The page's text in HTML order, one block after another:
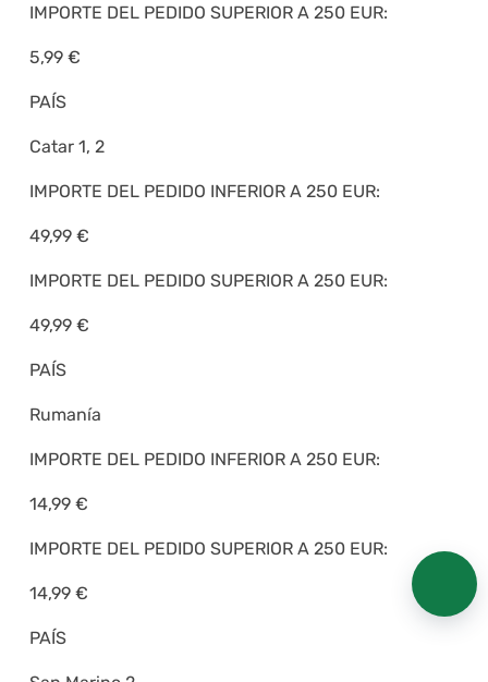
IMPORTE DEL PEDIDO SUPERIOR A 250 EUR:
5,99 €
PAÍS
Catar 1, 2
IMPORTE DEL PEDIDO INFERIOR A 250 EUR:
49,99 €
IMPORTE DEL PEDIDO SUPERIOR A 250 EUR:
49,99 €
PAÍS
Rumanía
IMPORTE DEL PEDIDO INFERIOR A 250 EUR:
14,99 €
IMPORTE DEL PEDIDO SUPERIOR A 250 EUR:
14,99 €
PAÍS